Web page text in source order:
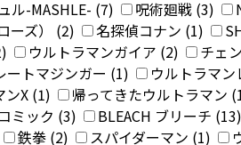
ル-MASHLE- (7) 呪術廻戦 (3)
ーズ） (2)
名探偵コナン (1)
ウルトラマンガイア (2)
チェ
ートマジンガー (1)
ウルトラマ
ンX (1)
帰ってきたウルトラマン
ミック (3)
BLEACH ブリーチ
鉄拳 (2) スパイダーマン (1)